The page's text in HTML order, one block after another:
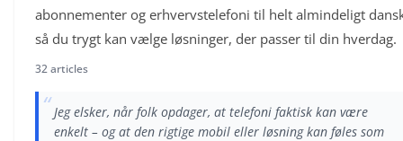
abonnementer og erhvervstelefoni til helt almindeligt
så du trygt kan vælge løsninger, der passer til din hverdag.
32 articles
“ Jeg elsker, når folk opdager, at telefoni faktisk kan være
enkelt – og at den rigtige mobil eller løsning kan føles som